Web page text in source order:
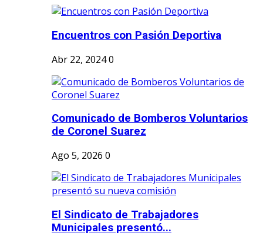
Encuentros con Pasión Deportiva
Abr 22, 20240
Comunicado de Bomberos Voluntarios
de Coronel Suarez
Ago 5, 2026 0
El Sindicato de Trabajadores
Municipales presentó...